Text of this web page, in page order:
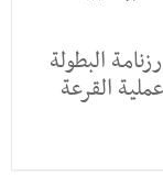
البطولة
القرعة